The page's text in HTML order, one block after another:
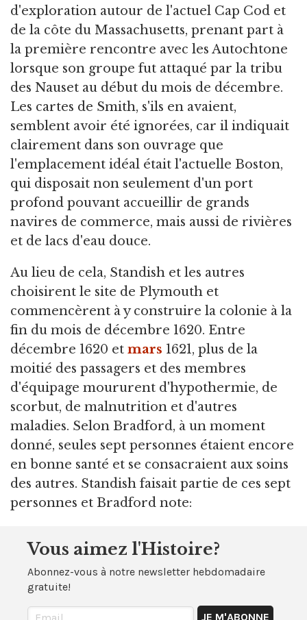
d'exploration autour de l'actuel Cap Cod et
de la côte du Massachusetts, prenant part à
la première rencontre avec les Autochtone
lorsque son groupe fut attaqué par la tribu
des Nauset au début du mois de décembre.
Les cartes de Smith, s'ils en avaient,
semblent avoir été ignorées, car il indiquait
clairement dans son ouvrage que
l'emplacement idéal était l'actuelle Boston,
qui disposait non seulement d'un port
profond pouvant accueillir de grands
navires de commerce, mais aussi de rivières
et de lacs d'eau douce.
Au lieu de cela, Standish et les autres
choisirent le site de Plymouth et
commencèrent à y construire la colonie à la
fin du mois de décembre 1620. Entre
décembre 1620 et mars 1621, plus de la
moitié des passagers et des membres
d'équipage moururent d'hypothermie, de
scorbut, de malnutrition et d'autres
maladies. Selon Bradford, à un moment
donné, seules sept personnes étaient encore
en bonne santé et se consacraient aux soins
des autres. Standish faisait partie de ces sept
personnes et Bradford note:
Vous aimez l'Histoire?
Abonnez-vous à notre newsletter hebdomadaire
gratuite!